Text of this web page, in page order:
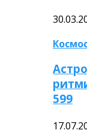
599